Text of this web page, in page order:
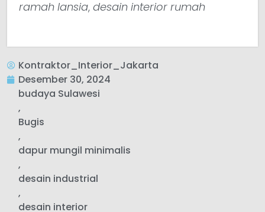
ramah lansia, desain interior rumah
Kontraktor_Interior_Jakarta
Desember 30, 2024
budaya Sulawesi
,
Bugis
,
dapur mungil minimalis
,
desain industrial
,
desain interior